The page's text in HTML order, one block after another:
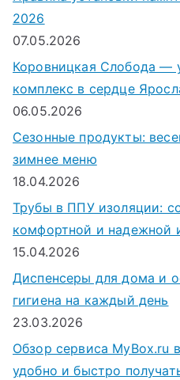
2026
07.05.2026
Коровницкая Слобода —
комплекс в сердце
06.05.2026
Сезонные продукты:
зимнее меню
18.04.2026
Трубы в ППУ изоляции:
комфортной и надежной
15.04.2026
Диспенсеры для дома и
гигиена на каждый день
23.03.2026
Обзор сервиса MyBox.ru
удобно и быстро